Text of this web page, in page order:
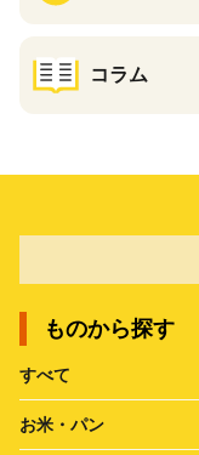
コラム
ものから探す
すべて
お米・パン